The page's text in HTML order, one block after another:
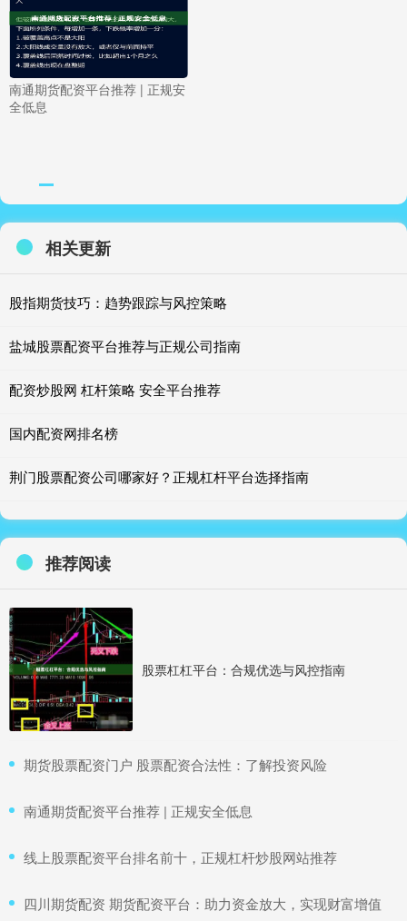
南通期货配资平台推荐 | 正规安
全低息
相关更新
股指期货技巧：趋势跟踪与风控策略
盐城股票配资平台推荐与正规公司指南
配资炒股网 杠杆策略 安全平台推荐
国内配资网排名榜
荆门股票配资公司哪家好？正规杠杆平台选择指南
推荐阅读
股票杠杠平台：合规优选与风控指南
​期货股票配资门户 股票配资合法性：了解投资风险
​南通期货配资平台推荐 | 正规安全低息
​线上股票配资平台排名前十，正规杠杆炒股网站推荐
​四川期货配资 期货配资平台：助力资金放大，实现财富增值